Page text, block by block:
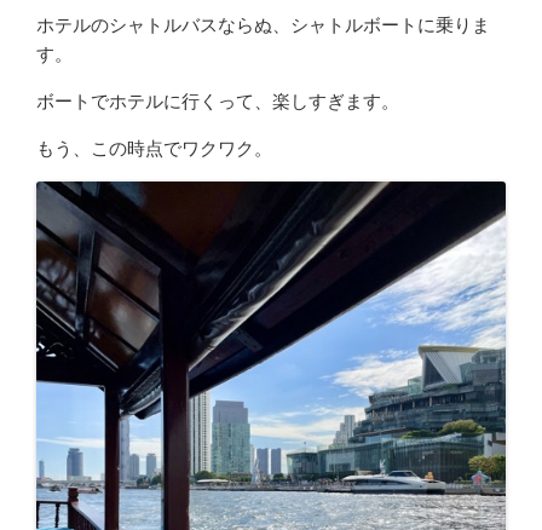
ホテルのシャトルバスならぬ、シャトルボートに乗りま
す。
ボートでホテルに行くって、楽しすぎます。
もう、この時点でワクワク。